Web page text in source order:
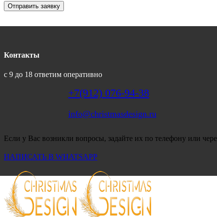
Отправить заявку
Контакты
с 9 до 18 ответим оперативно
+7(912) 076-94-38
info@christmasdesign.ru
Если у Вас возникли вопросы, задайте их по телефону или
НАПИСАТЬ В WHATSAPP